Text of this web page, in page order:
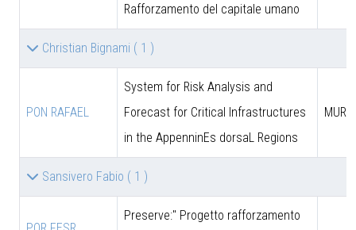
Rafforzamento del capitale umano
Christian Bignami ( 1 )
PON RAFAEL
System for Risk Analysis and
Forecast for Critical Infrastructures
in the AppenninEs dorsaL Regions
MUR
Sansivero Fabio ( 1 )
Preserve:" Progetto rafforzamento